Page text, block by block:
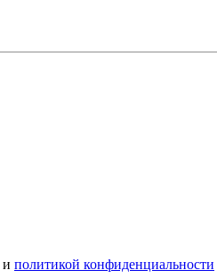
и политикой конфиденциальности